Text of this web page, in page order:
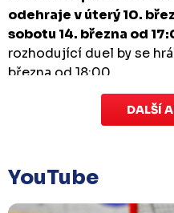
odehraje v úterý 10.
sobotu 14. března od
rozhodující duel by se
března od 18:00.
Zápas dorostu je
které se mělo odehrát v
odloženo!Odehraje se v
kterém se bude jednat.
DALŠÍ
YouTube